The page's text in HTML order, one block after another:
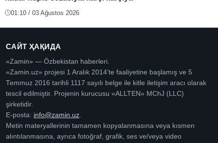
01:10 / 03 Ağustos 2026
САЙТ ҲАҚИДА
«Zamin» — Özbekistan haberleri.
«Zamin.uz» projesi 1 Aralık 2014’te faaliyetine başlamış ve 5
Temmuz 2016 tarihli 1117 sayılı belge ile kitle iletişim aracı olarak
tescil edilmiştir. Projenin kurucusu «ALLTEN» MChJ (LLC)
şirketidir.
E-posta: info@zamin.uz
Metin materyallerinin tamamen kopyalanmasına veya kısmen
alıntılanmasına, ayrıca fotoğraf, grafik, ses ve/veya video